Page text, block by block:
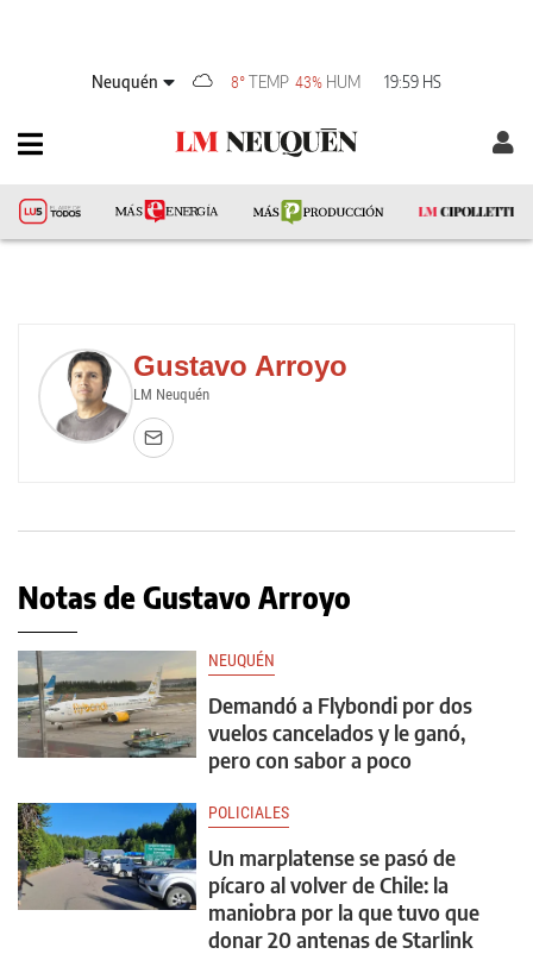
Neuquén 8° TEMP 43% HUM 19:59 HS
Gustavo Arroyo
LM Neuquén
Notas de Gustavo Arroyo
NEUQUÉN
Demandó a Flybondi por dos
vuelos cancelados y le ganó,
pero con sabor a poco
POLICIALES
Un marplatense se pasó de
pícaro al volver de Chile: la
maniobra por la que tuvo que
donar 20 antenas de Starlink